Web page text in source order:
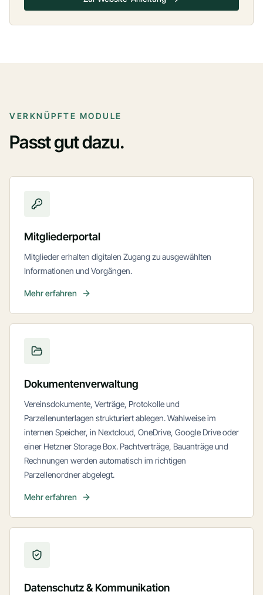
VERKNÜPFTE MODULE
Passt gut dazu.
Mitgliederportal
Mitglieder erhalten digitalen Zugang zu ausgewählten
Informationen und Vorgängen.
Mehr erfahren
Dokumentenverwaltung
Vereinsdokumente, Verträge, Protokolle und
Parzellenunterlagen strukturiert ablegen. Wahlweise im
internen Speicher, in Nextcloud, OneDrive, Google Drive oder
einer Hetzner Storage Box. Pachtverträge, Bauanträge und
Rechnungen werden automatisch im richtigen
Parzellenordner abgelegt.
Mehr erfahren
Datenschutz & Kommunikation